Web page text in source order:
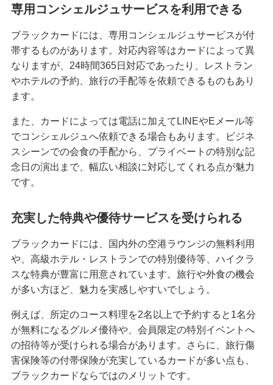
ット、注意点を分かりやすく解説
初めてのクレジットカードはどう選ぶ？申し込み
の手順や注意点も解説
するためのポイントを分かりやすく紹介
クレジットカードの在籍確認とは？タイミングや
確認内容、対応方法を解説
やデメリットを解説
みずほマイレージクラブカード（クレジットカ
ード）
みずほWallet
専用コンシェルジュサービスを利用できる
ブラックカードには、専用コンシェルジュサービスが付
帯するものがあります。対応内容等はカードによって異
なりますが、24時間365日対応であったり、レストラン
やホテルの予約、旅行の手配等を依頼できるものもあり
ます。
また、カードによっては電話に加えてLINEやEメール等
でコンシェルジュへ依頼できる場合もあります。ビジネ
スシーンでの会食の手配から、プライベートの特別な記
念日の演出まで、幅広い相談に対応してくれる点が魅力
です。
充実した特典や優待サービスを受けられる
ブラックカードには、国内外の空港ラウンジの無料利用
や、高級ホテル・レストランでの特別優待等、ハイクラ
スな特典が豊富に用意されています。旅行や外食の機会
が多い方ほど、魅力を実感しやすいでしょう。
例えば、所定のコース料理を2名以上で予約すると1名分
が無料になるグルメ優待や、会員限定の特別イベントへ
の招待等が受けられる場合があります。さらに、旅行傷
害保険等の付帯保険が充実しているカードが多い点も、
ブラックカードならではのメリットです。